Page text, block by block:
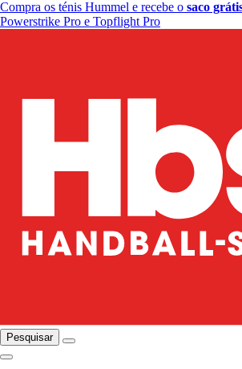
Compra os ténis Hummel e recebe o saco
Powerstrike Pro e Topflight Pro
Pesquisar